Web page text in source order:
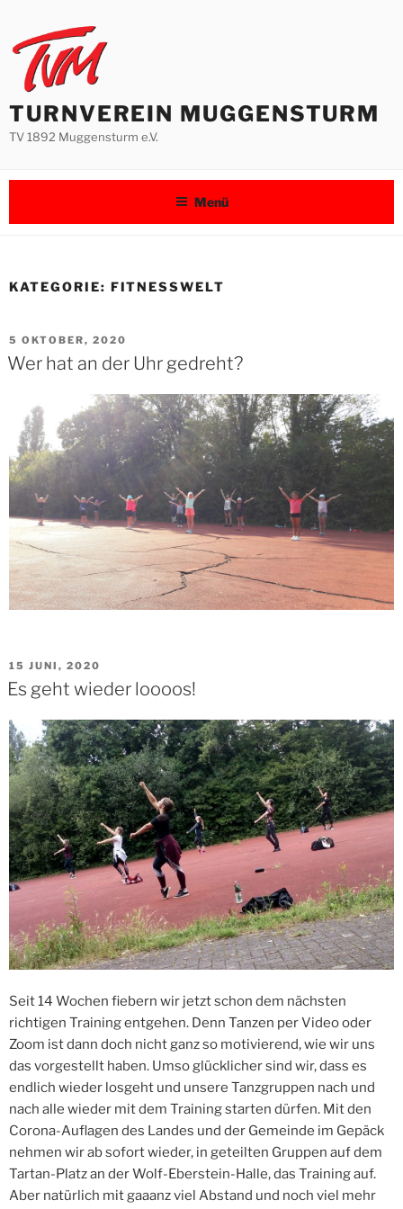
springen
TURNVEREIN MUGGENSTURM
TV 1892 Muggensturm e.V.
Menü
KATEGORIE: FITNESSWELT
VERÖFFENTLICHT
AM
5 OKTOBER, 2020
Wer hat an der Uhr gedreht?
VERÖFFENTLICHT
AM
15 JUNI, 2020
Es geht wieder loooos!
Seit 14 Wochen fiebern wir jetzt schon dem nächsten
richtigen Training entgehen. Denn Tanzen per Video oder
Zoom ist dann doch nicht ganz so motivierend, wie wir uns
das vorgestellt haben. Umso glücklicher sind wir, dass es
endlich wieder losgeht und unsere Tanzgruppen nach und
nach alle wieder mit dem Training starten dürfen. Mit den
Corona-Auflagen des Landes und der Gemeinde im Gepäck
nehmen wir ab sofort wieder, in geteilten Gruppen auf dem
Tartan-Platz an der Wolf-Eberstein-Halle, das Training auf.
Aber natürlich mit gaaanz viel Abstand und noch viel mehr